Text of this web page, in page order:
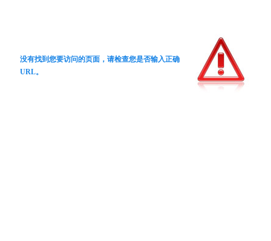
没有找到您要访问的页面，请检查您是否输入正确
URL。